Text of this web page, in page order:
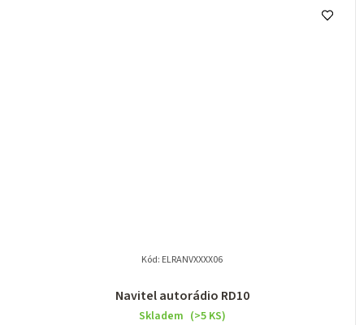
Navitel autorádio RD10
Skladem (>5 KS)
Kód: ELRANVXXXX06